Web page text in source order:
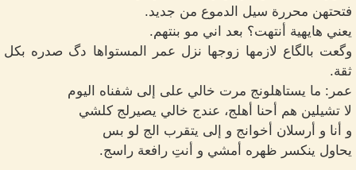
فتحتهن محررة سيل الدموع من جديد.
يعني هايهية أنتهت؟ بعد اني مو بنتهم.
وگعت بالگاع لازمها زوجها نزل عمر المستواها دگ صدره بكل
ثقة.
عمر: ما يستاهلونج مرت خالي على إلى شفناه اليوم
لا تشيلين هم أحنا أهلج، عندج خالي يصيرلج كلشي
و أنا و أرسلان أخوانج و إلى يتقرب الج لو بس
يحاول ينكسر ظهره أمشي و أنتِ رافعة راسج.